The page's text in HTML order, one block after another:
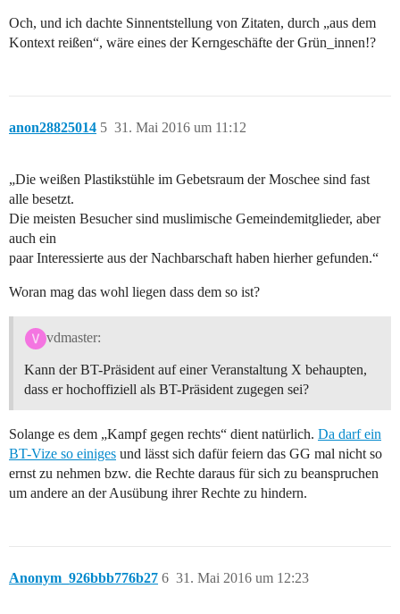
Och, und ich dachte Sinnentstellung von Zitaten, durch „aus dem
Kontext reißen“, wäre eines der Kerngeschäfte der Grün_innen!?
anon28825014 31. Mai 2016 um 11:12
5
„Die weißen Plastikstühle im Gebetsraum der Moschee sind fast
alle besetzt.
Die meisten Besucher sind muslimische Gemeindemitglieder, aber
auch ein
paar Interessierte aus der Nachbarschaft haben hierher gefunden.“
Woran mag das wohl liegen dass dem so ist?
vdmaster:
Kann der BT-Präsident auf einer Veranstaltung X behaupten,
dass er hochoffiziell als BT-Präsident zugegen sei?
Solange es dem „Kampf gegen rechts“ dient natürlich. Da darf ein
BT-Vize so einiges und lässt sich dafür feiern das GG mal nicht so
ernst zu nehmen bzw. die Rechte daraus für sich zu beanspruchen
um andere an der Ausübung ihrer Rechte zu hindern.
Anonym_926bbb776b27 31. Mai 2016 um 12:23
6